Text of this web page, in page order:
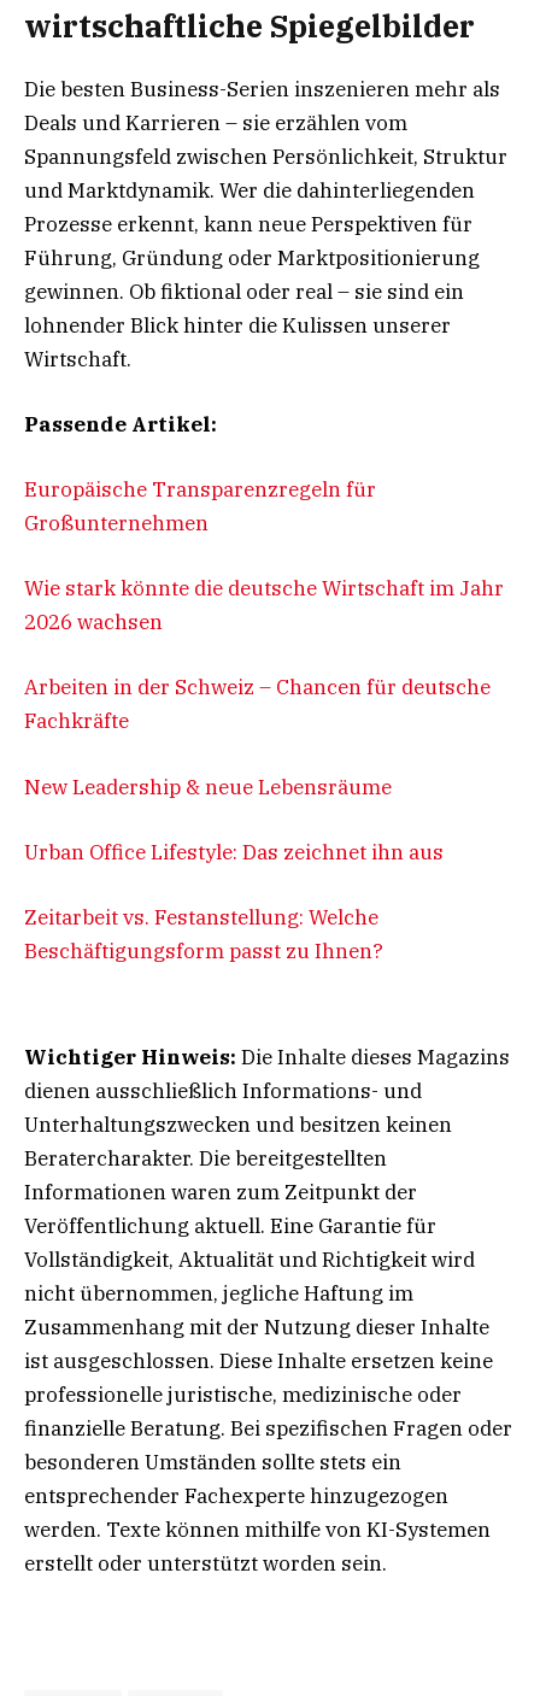
wirtschaftliche Spiegelbilder
Die besten Business-Serien inszenieren mehr als
Deals und Karrieren – sie erzählen vom
Spannungsfeld zwischen Persönlichkeit, Struktur
und Marktdynamik. Wer die dahinterliegenden
Prozesse erkennt, kann neue Perspektiven für
Führung, Gründung oder Marktpositionierung
gewinnen. Ob fiktional oder real – sie sind ein
lohnender Blick hinter die Kulissen unserer
Wirtschaft.
Passende Artikel:
Europäische Transparenzregeln für
Großunternehmen
Wie stark könnte die deutsche Wirtschaft im Jahr
2026 wachsen
Arbeiten in der Schweiz – Chancen für deutsche
Fachkräfte
New Leadership & neue Lebensräume
Urban Office Lifestyle: Das zeichnet ihn aus
Zeitarbeit vs. Festanstellung: Welche
Beschäftigungsform passt zu Ihnen?
Wichtiger Hinweis: Die Inhalte dieses Magazins
dienen ausschließlich Informations- und
Unterhaltungszwecken und besitzen keinen
Beratercharakter. Die bereitgestellten
Informationen waren zum Zeitpunkt der
Veröffentlichung aktuell. Eine Garantie für
Vollständigkeit, Aktualität und Richtigkeit wird
nicht übernommen, jegliche Haftung im
Zusammenhang mit der Nutzung dieser Inhalte
ist ausgeschlossen. Diese Inhalte ersetzen keine
professionelle juristische, medizinische oder
finanzielle Beratung. Bei spezifischen Fragen oder
besonderen Umständen sollte stets ein
entsprechender Fachexperte hinzugezogen
werden. Texte können mithilfe von KI-Systemen
erstellt oder unterstützt worden sein.